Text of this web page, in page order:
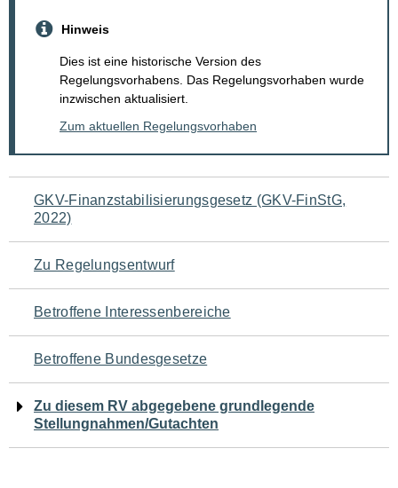
Hinweis
Dies ist eine historische Version des
Regelungsvorhabens. Das Regelungsvorhaben wurde
inzwischen aktualisiert.
Zum aktuellen Regelungsvorhaben
Navigation
für
den
Seiteninhalt
GKV-Finanzstabilisierungsgesetz (GKV-FinStG,
2022)
Zu Regelungsentwurf
Betroffene Interessenbereiche
Betroffene Bundesgesetze
Zu diesem RV abgegebene grundlegende
Stellungnahmen/Gutachten